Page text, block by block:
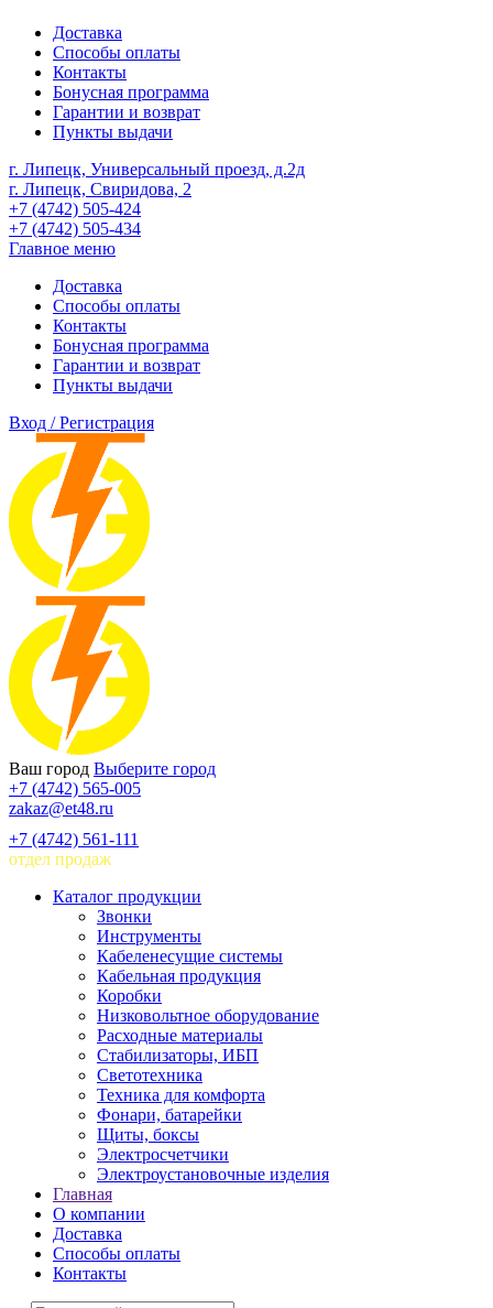
Доставка
Способы оплаты
Контакты
Бонусная программа
Гарантии и возврат
Пункты выдачи
г. Липецк, Универсальный проезд, д.2д
г. Липецк, Свиридова, 2
+7 (4742) 505-424
+7 (4742) 505-434
Главное меню
Доставка
Способы оплаты
Контакты
Бонусная программа
Гарантии и возврат
Пункты выдачи
Вход / Регистрация
Ваш город Выберите город
+7 (4742) 565-005
zakaz@et48.ru
+7 (4742) 561-111
отдел продаж
Каталог продукции
Звонки
Инструменты
Кабеленесущие системы
Кабельная продукция
Коробки
Низковольтное оборудование
Расходные материалы
Стабилизаторы, ИБП
Светотехника
Техника для комфорта
Фонари, батарейки
Щиты, боксы
Электросчетчики
Электроустановочные изделия
Главная
О компании
Доставка
Способы оплаты
Контакты